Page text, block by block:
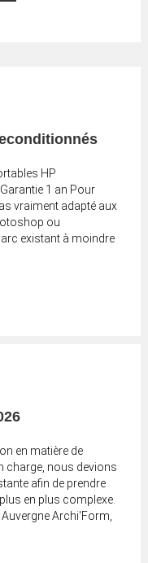
HP
1 an Pour
vraiment adapté aux
ou
existant à moindre
en matière de
charge, nous devions
afin de prendre
en plus complexe.
Archi'Form,